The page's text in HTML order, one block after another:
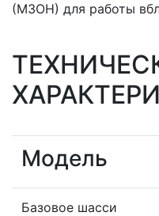
(МЗОН) для работы
Модель
Базовое шасси